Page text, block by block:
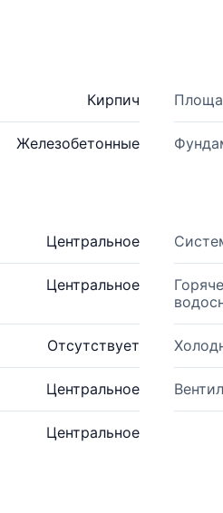
Кирпич
Железобетонные
Центральное
Центральное
Отсутствует
Центральное
Центральное